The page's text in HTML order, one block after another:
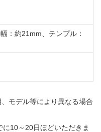
：約21mm、テンプル：
モデル等により異なる場合
10～20日ほどいただきま